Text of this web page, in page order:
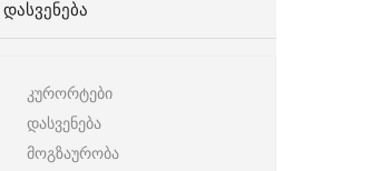
ᲓᲐᲡᲕᲔᲜᲔᲑᲐ
კურორტები
დასვენება
მოგზაურობა